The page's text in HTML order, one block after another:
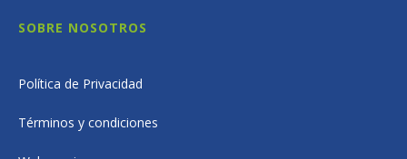
SOBRE NOSOTROS
Política de Privacidad
Términos y condiciones